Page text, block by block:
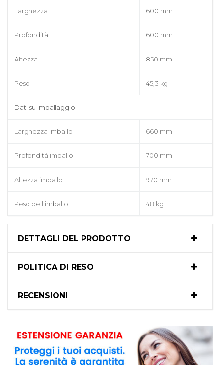
Larghezza 600 mm
Profondità 600 mm
Altezza 850 mm
Peso 45,3 kg
Dati su imballaggio
Larghezza imballo 660 mm
Profondità imballo 700 mm
Altezza imballo 970 mm
Peso dell'imballo 48 kg
DETTAGLI DEL PRODOTTO
POLITICA DI RESO
RECENSIONI